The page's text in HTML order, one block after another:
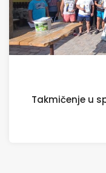
Takmičenje u